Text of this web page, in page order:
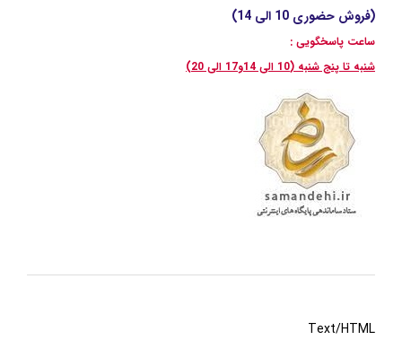
(فروش حضوری 10 الی 14)
ساعت پاسخگویی :
شنبه تا پنج شنبه (10 الی 14و17 الی 20)
Text/HTML